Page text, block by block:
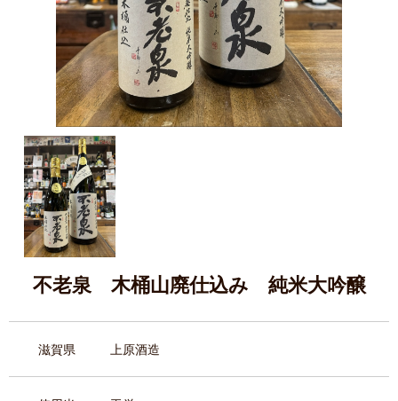
不老泉 木桶山廃仕込み 純米大吟醸
滋賀県 上原酒造